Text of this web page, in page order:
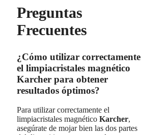
Preguntas
Frecuentes
¿Cómo utilizar correctamente
el limpiacristales magnético
Karcher para obtener
resultados óptimos?
Para utilizar correctamente el
limpiacristales magnético Karcher,
asegúrate de mojar bien las dos partes